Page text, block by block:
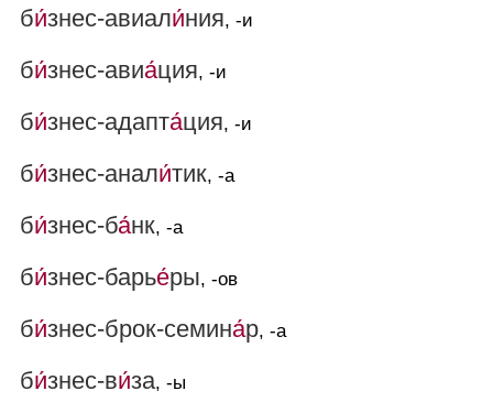
би́знес-авиали́ния, -и
би́знес-авиа́ция, -и
би́знес-адапта́ция, -и
би́знес-анали́тик, -а
би́знес-ба́нк, -а
би́знес-барье́ры, -ов
би́знес-брок-семина́р, -а
би́знес-ви́за, -ы